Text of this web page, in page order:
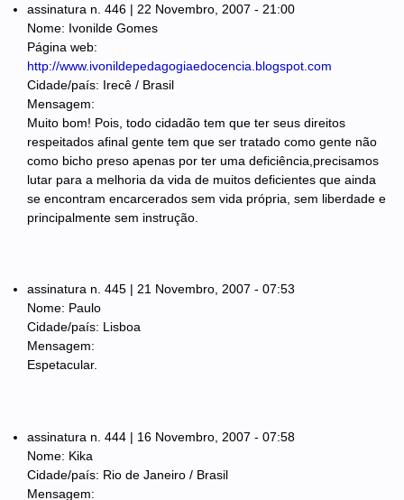
assinatura n. 446 | 22 Novembro, 2007 - 21:00
Nome: Ivonilde Gomes
Página web:
http://www.ivonildepedagogiaedocencia.blogspot.com
Cidade/país: Irecê / Brasil
Mensagem:
Muito bom! Pois, todo cidadão tem que ter seus direitos
respeitados afinal gente tem que ser tratado como gente não
como bicho preso apenas por ter uma deficiência,precisamos
lutar para a melhoria da vida de muitos deficientes que ainda
se encontram encarcerados sem vida própria, sem liberdade e
principalmente sem instrução.
assinatura n. 445 | 21 Novembro, 2007 - 07:53
Nome: Paulo
Cidade/país: Lisboa
Mensagem:
Espetacular.
assinatura n. 444 | 16 Novembro, 2007 - 07:58
Nome: Kika
Cidade/país: Rio de Janeiro / Brasil
Mensagem: